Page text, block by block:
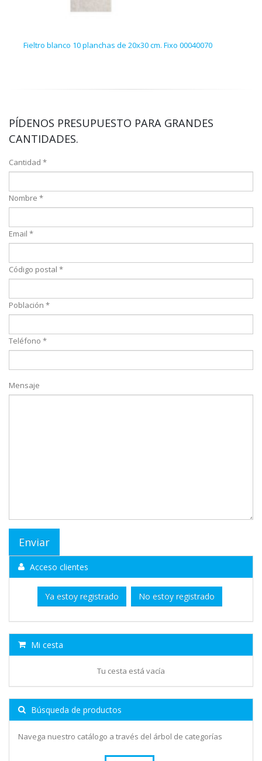
Fieltro blanco 10 planchas de 20x30 cm. Fixo 00040070
PÍDENOS PRESUPUESTO PARA GRANDES
CANTIDADES.
Cantidad *
Nombre *
Email *
Código postal *
Población *
Teléfono *
Mensaje
Acceso clientes
Ya estoy registrado No estoy registrado
Mi cesta
Tu cesta está vacía
Búsqueda de productos
Navega nuestro catálogo a través del árbol de categorías